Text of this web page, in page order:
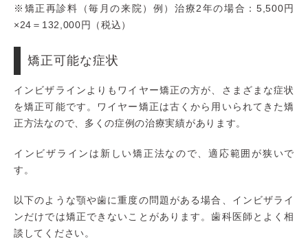
※矯正再診料（毎月の来院）例）治療2年の場合：5,500円
×24＝132,000円（税込）
矯正可能な症状
インビザラインよりもワイヤー矯正の方が、さまざまな症状
を矯正可能です。ワイヤー矯正は古くから用いられてきた矯
正方法なので、多くの症例の治療実績があります。
インビザラインは新しい矯正法なので、適応範囲が狭いで
す。
以下のような顎や歯に重度の問題がある場合、インビザライ
ンだけでは矯正できないことがあります。歯科医師とよく相
談してください。